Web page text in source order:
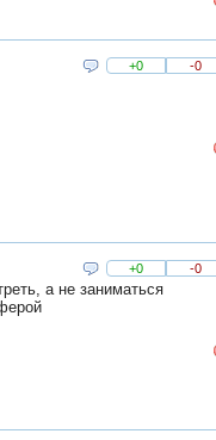
+0 -0
+0 -0
а не заниматься